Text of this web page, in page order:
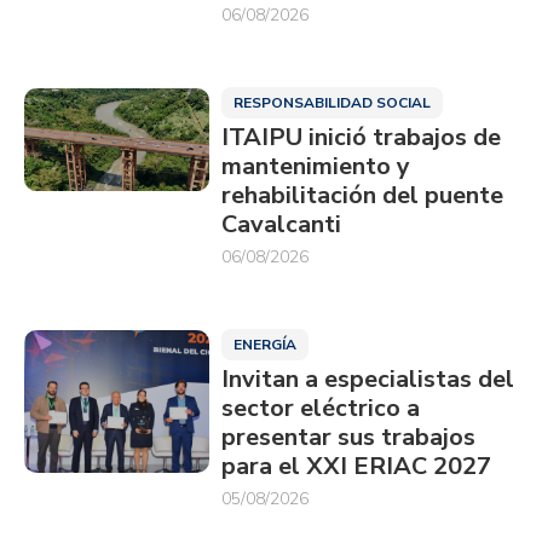
06/08/2026
RESPONSABILIDAD SOCIAL
ITAIPU inició trabajos de
mantenimiento y
rehabilitación del puente
Cavalcanti
06/08/2026
ENERGÍA
Invitan a especialistas del
sector eléctrico a
presentar sus trabajos
para el XXI ERIAC 2027
05/08/2026